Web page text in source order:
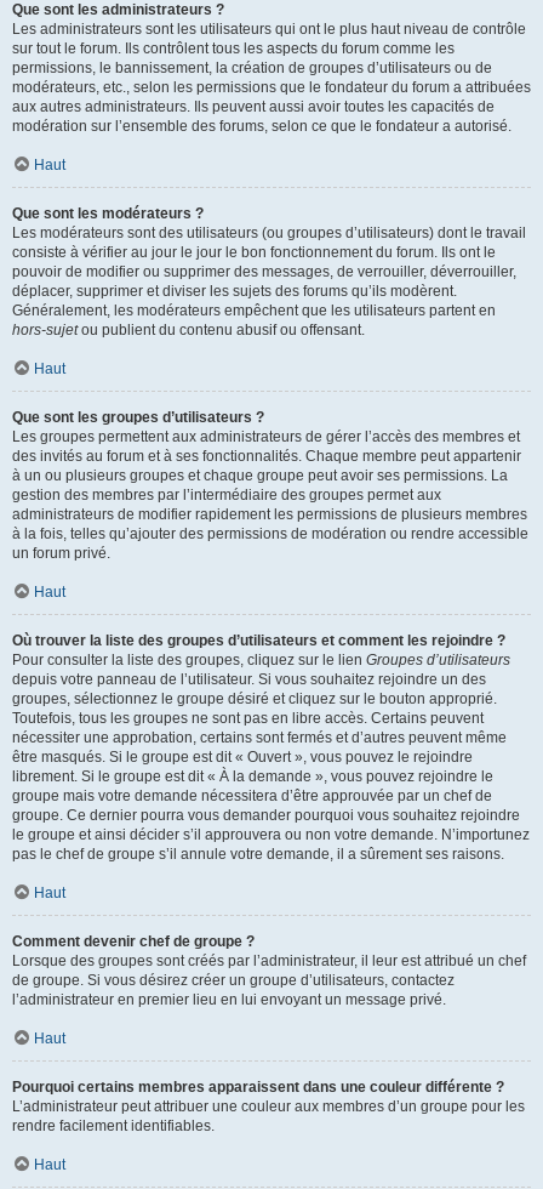
Que sont les administrateurs ?
Les administrateurs sont les utilisateurs qui ont le plus haut niveau de contrôle
sur tout le forum. Ils contrôlent tous les aspects du forum comme les
permissions, le bannissement, la création de groupes d’utilisateurs ou de
modérateurs, etc., selon les permissions que le fondateur du forum a attribuées
aux autres administrateurs. Ils peuvent aussi avoir toutes les capacités de
modération sur l’ensemble des forums, selon ce que le fondateur a autorisé.
Haut
Que sont les modérateurs ?
Les modérateurs sont des utilisateurs (ou groupes d’utilisateurs) dont le travail
consiste à vérifier au jour le jour le bon fonctionnement du forum. Ils ont le
pouvoir de modifier ou supprimer des messages, de verrouiller, déverrouiller,
déplacer, supprimer et diviser les sujets des forums qu’ils modèrent.
Généralement, les modérateurs empêchent que les utilisateurs partent en
hors-sujetou publient du contenu abusif ou offensant.
Haut
Que sont les groupes d’utilisateurs ?
Les groupes permettent aux administrateurs de gérer l’accès des membres et
des invités au forum et à ses fonctionnalités. Chaque membre peut appartenir
à un ou plusieurs groupes et chaque groupe peut avoir ses permissions. La
gestion des membres par l’intermédiaire des groupes permet aux
administrateurs de modifier rapidement les permissions de plusieurs membres
à la fois, telles qu’ajouter des permissions de modération ou rendre accessible
un forum privé.
Haut
Où trouver la liste des groupes d’utilisateurs et comment les rejoindre ?
Pour consulter la liste des groupes, cliquez sur le lien Groupes d’utilisateurs
depuis votre panneau de l’utilisateur. Si vous souhaitez rejoindre un des
groupes, sélectionnez le groupe désiré et cliquez sur le bouton approprié.
Toutefois, tous les groupes ne sont pas en libre accès. Certains peuvent
nécessiter une approbation, certains sont fermés et d’autres peuvent même
être masqués. Si le groupe est dit « Ouvert », vous pouvez le rejoindre
librement. Si le groupe est dit « À la demande », vous pouvez rejoindre le
groupe mais votre demande nécessitera d’être approuvée par un chef de
groupe. Ce dernier pourra vous demander pourquoi vous souhaitez rejoindre
le groupe et ainsi décider s’il approuvera ou non votre demande. N’importunez
pas le chef de groupe s’il annule votre demande, il a sûrement ses raisons.
Haut
Comment devenir chef de groupe ?
Lorsque des groupes sont créés par l’administrateur, il leur est attribué un chef
de groupe. Si vous désirez créer un groupe d’utilisateurs, contactez
l’administrateur en premier lieu en lui envoyant un message privé.
Haut
Pourquoi certains membres apparaissent dans une couleur différente ?
L’administrateur peut attribuer une couleur aux membres d’un groupe pour les
rendre facilement identifiables.
Haut